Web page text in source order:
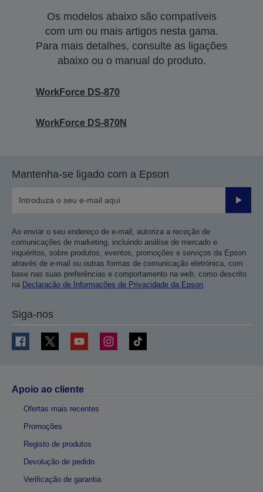
Os modelos abaixo são compatíveis
com um ou mais artigos nesta gama.
Para mais detalhes, consulte as ligações
abaixo ou o manual do produto.
WorkForce DS-870
WorkForce DS-870N
Mantenha-se ligado com a Epson
Enviar
Ao enviar o seu endereço de e-mail, autoriza a receção de
comunicações de marketing, incluindo análise de mercado e
inquéritos, sobre produtos, eventos, promoções e serviços da Epson
através de e-mail ou outras formas de comunicação eletrónica, com
base nas suas preferências e comportamento na web, como descrito
na Declaração de Informações de Privacidade da Epson.
Siga-nos
Apoio ao cliente
Ofertas mais recentes
Promoções
Registo de produtos
Devolução de pedido
Verificação de garantia